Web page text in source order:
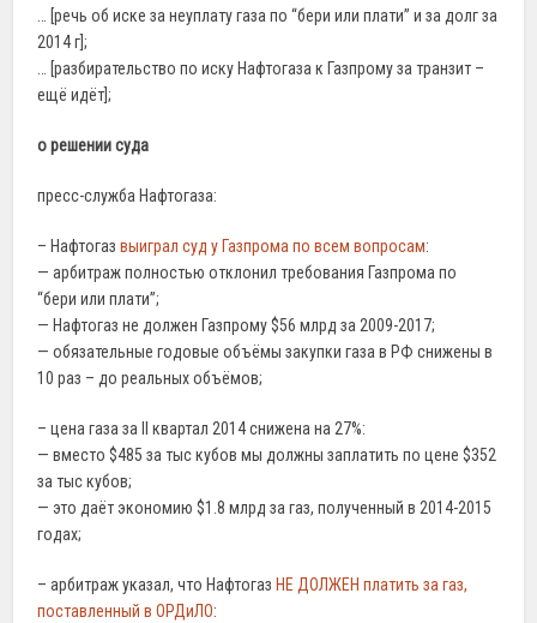
… [речь об иске за неуплату газа по “бери или плати” и за долг за
2014 г];
… [разбирательство по иску Нафтогаза к Газпрому за транзит –
ещё идёт];
о решении суда
пресс-служба Нафтогаза:
– Нафтогазвыиграл суд у Газпрома по всем вопросам:
— арбитраж полностью отклонил требования Газпрома по
“бери или плати”;
— Нафтогаз не должен Газпрому $56 млрд за 2009-2017;
— обязательные годовые объёмы закупки газа в РФ снижены в
10 раз – до реальных объёмов;
– цена газа за II квартал 2014 снижена на 27%:
— вместо $485 за тыс кубов мы должны заплатить по цене $352
за тыс кубов;
— это даёт экономию $1.8 млрд за газ, полученный в 2014-2015
годах;
– арбитраж указал, что Нафтогаз НЕ ДОЛЖЕН платить за газ,
поставленный в ОРДиЛО: